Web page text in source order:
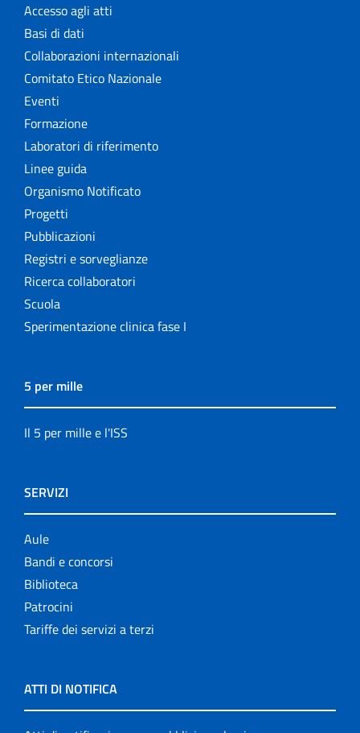
Accesso agli atti
Basi di dati
Collaborazioni internazionali
Comitato Etico Nazionale
Eventi
Formazione
Laboratori di riferimento
Linee guida
Organismo Notificato
Progetti
Pubblicazioni
Registri e sorveglianze
Ricerca collaboratori
Scuola
Sperimentazione clinica fase I
5 per mille
Il 5 per mille e l'ISS
SERVIZI
Aule
Bandi e concorsi
Biblioteca
Patrocini
Tariffe dei servizi a terzi
ATTI DI NOTIFICA